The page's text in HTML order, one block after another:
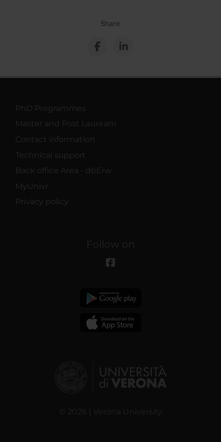
Share
PhD Programmes
Master and Post Lauream
Contact information
Technical support
Back office Area - dbErw
MyUnivr
Privacy policy
Follow on
© 2026 | Verona University